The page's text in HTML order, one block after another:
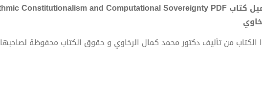
الكتاب من تأليف دكتور محمد كمال الرخاوي و حقوق الكتاب محفوظة لصاحبها